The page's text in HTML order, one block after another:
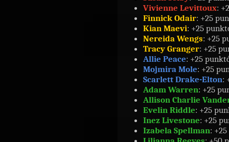
Vivienne Levittoux:
Finnick Odair: +25
Kian Maevi: +25
Nereida Wengs: +25
Tracy Granger: +25
Allie Peace: +25
Mojmira Mole: +25
Scarlett Drake-Elton:
Adam Warren: +25
Allison Charlie
Evelin Riddle: +25
Inez Livestone: +25
Izabela Spellman: